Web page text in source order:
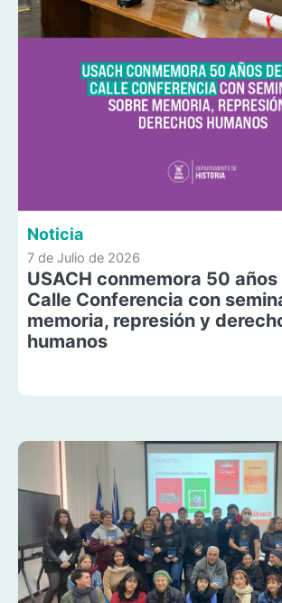
Noticia
7 de Julio de 2026
USACH conmemora 50
Calle Conferencia con
memoria, represión y
humanos